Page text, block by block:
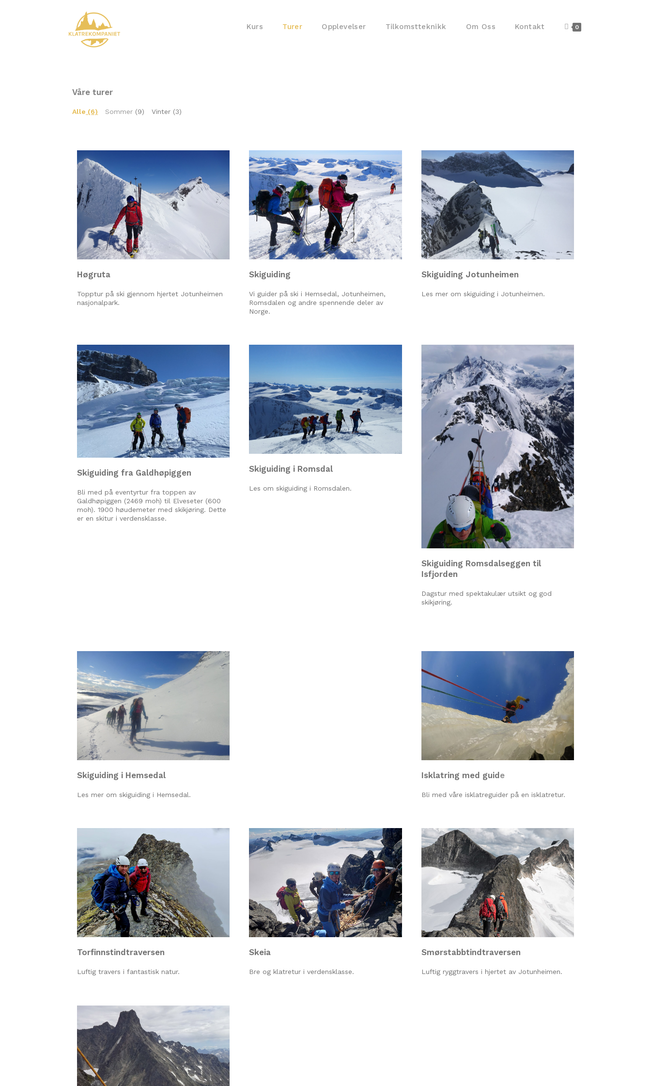
Kurs Turer Opplevelser Tilkomstteknikk Om Oss Kontakt 0
Våre turer
Alle (6) Sommer (9) Vinter (3)
Høgruta
Topptur på ski gjennom hjertet Jotunheimen
nasjonalpark.
Skiguiding
Vi guider på ski i Hemsedal, Jotunheimen,
Romsdalen og andre spennende deler av
Norge.
Skiguiding Jotunheimen
Les mer om skiguiding i Jotunheimen.
Skiguiding fra Galdhøpiggen
Bli med på eventyrtur fra toppen av
Galdhøpiggen (2469 moh) til Elveseter (600
moh). 1900 høudemeter med skikjøring. Dette
er en skitur i verdensklasse.
Skiguiding i Romsdal
Les om skiguiding i Romsdalen.
Skiguiding Romsdalseggen til
Isfjorden
Dagstur med spektakulær utsikt og god
skikjøring.
Skiguiding i Hemsedal
Les mer om skiguiding i Hemsedal.
Isklatring med guid e
Bli med våre isklatreguider på en isklatretur.
Torfinnstindtraversen
Luftig travers i fantastisk natur.
Skeia
Bre og klatretur i verdensklasse.
Smørstabbtindtraversen
Luftig ryggtravers i hjertet av Jotunheimen.